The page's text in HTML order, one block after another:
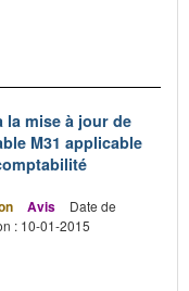
la mise à jour de
M31 applicable
Avis
Date de
: 10-01-2015